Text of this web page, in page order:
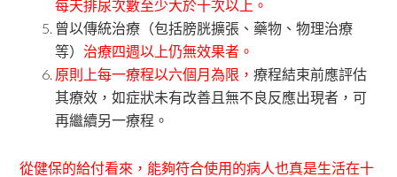
每天排尿次數至少大於十次以上。
曾以傳統治療（包括膀胱擴張、藥物、物理治療
等） 治療四週以上仍無效果者。
原則上每一療程以六個月為限，療程結束前應評估
其療效，如症狀未有改善且無不良反應出現者，可
再繼續另一療程。
從健保的給付看來，能夠符合使用的病人也真是生活在十